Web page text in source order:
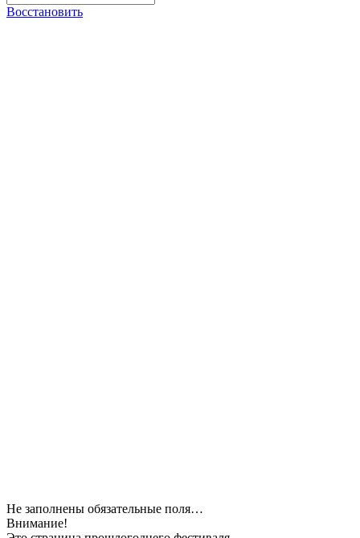
Восстановить
Не заполнены обязательные поля…
Внимание!